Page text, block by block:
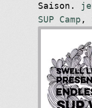
Saison.
SUP Camp ,